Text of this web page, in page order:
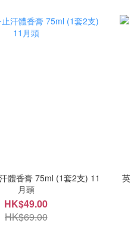
體香膏 75ml (1套2支) 11
月頭
HK$49.00
HK$69.00